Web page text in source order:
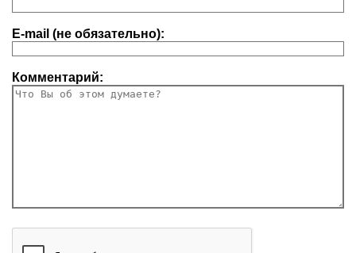
E-mail (не обязательно):
Комментарий: